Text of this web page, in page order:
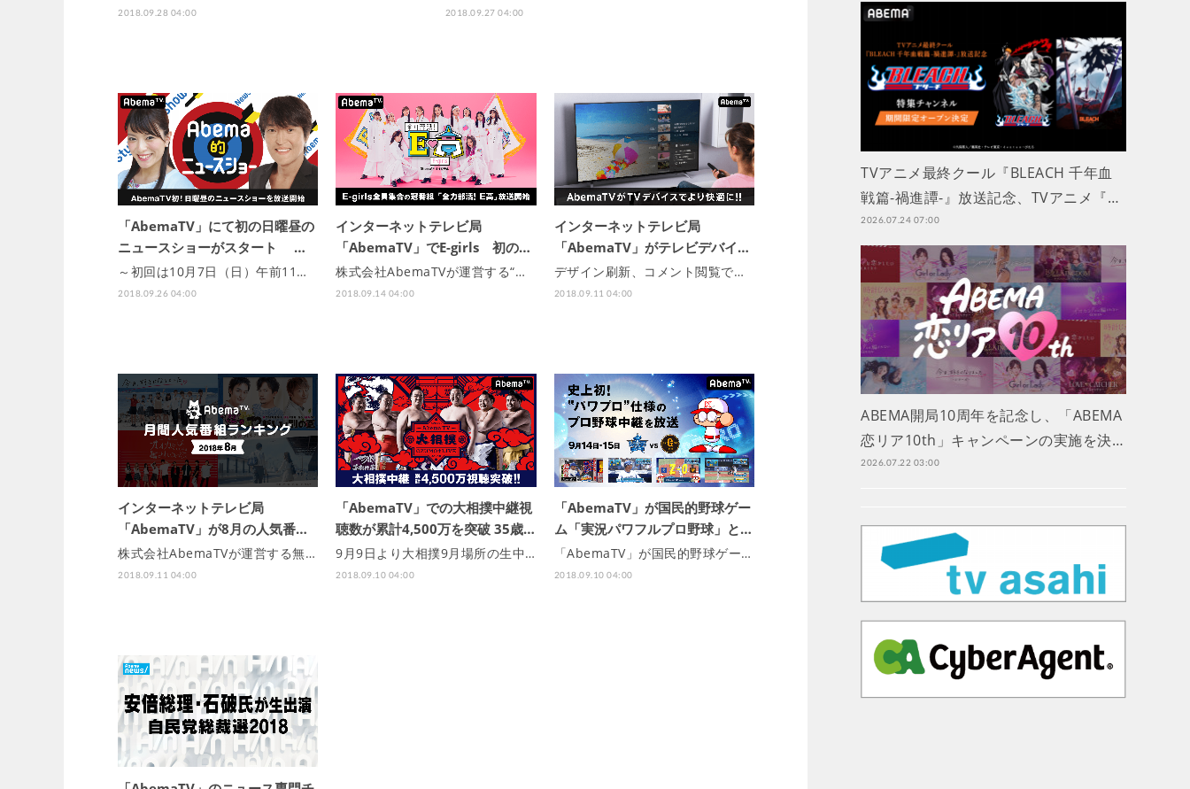
2018.09.28 04:00 2018.09.27 04:00
「AbemaTV」にて初の日曜昼の
ニュースショーがスタート …
～初回は10月7日（日）午前11…
2018.09.26 04:00
インターネットテレビ局
「AbemaTV」でE-girls 初の…
株式会社AbemaTVが運営する“…
2018.09.14 04:00
インターネットテレビ局
「AbemaTV」がテレビデバイ…
デザイン刷新、コメント閲覧で…
2018.09.11 04:00
インターネットテレビ局
「AbemaTV」が8月の人気番…
株式会社AbemaTVが運営する無…
2018.09.11 04:00
「AbemaTV」での大相撲中継視
聴数が累計4,500万を突破 35歳…
9月9日より大相撲9月場所の生中…
2018.09.10 04:00
「AbemaTV」が国民的野球ゲー
ム「実況パワフルプロ野球」と…
「AbemaTV」が国民的野球ゲー…
2018.09.10 04:00
TVアニメ最終クール『BLEACH 千年血
戦篇-禍進譚-』放送記念、TVアニメ『…
2026.07.24 07:00
ABEMA開局10周年を記念し、「ABEMA
恋リア10th」キャンペーンの実施を決…
2026.07.22 03:00